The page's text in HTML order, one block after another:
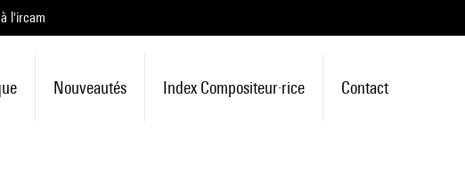
l'ircam
Nouveautés Index Compositeur·rice Contact